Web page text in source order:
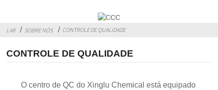
LAR SOBRE NÓS CONTROLE DE QUALIDADE
CONTROLE DE QUALIDADE
O centro de QC do Xinglu Chemical está equipado